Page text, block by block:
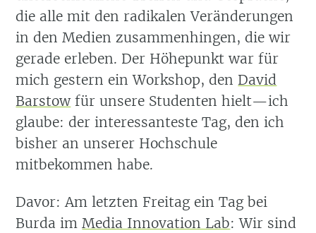
die alle mit den radikalen Veränderungen
in den Medien zusammenhingen, die wir
gerade erleben. Der Höhepunkt war für
mich gestern ein Workshop, den David
Barstowfür unsere Studenten hielt—ich
glaube: der interessanteste Tag, den ich
bisher an unserer Hochschule
mitbekommen habe.
Davor: Am letzten Freitag ein Tag bei
Burda imMedia Innovation Lab: Wir sind